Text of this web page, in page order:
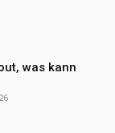
was kann